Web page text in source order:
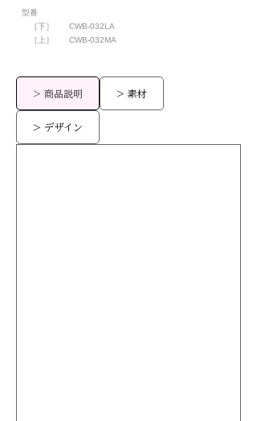
型番
［下］
［上］
CWB-032LA
CWB-032MA
> 商品説明 > 素材
> デザイン